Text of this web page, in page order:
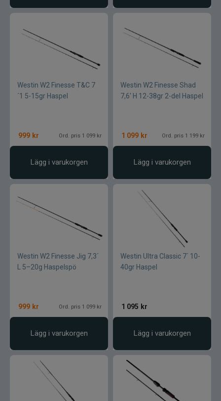
Westin W2 Finesse T&C 7
´1 5-15gr Haspel
999 kr Ord. pris 1 099 kr
Lägg i varukorgen
Westin W2 Finesse Shad
7,6' H 12-38gr 2-del Haspel
1 099 kr Ord. pris 1 199 kr
Lägg i varukorgen
Westin W2 Finesse Jig 7,3´
L 5–20g Haspelspö
999 kr Ord. pris 1 099 kr
Lägg i varukorgen
Westin Ultra Classic 7´ 10-
40gr Haspel
1 095 kr
Lägg i varukorgen